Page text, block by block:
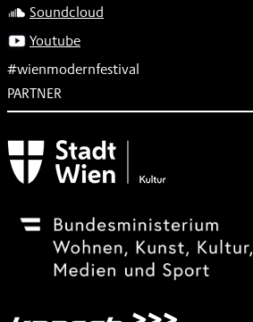
Soundcloud
Youtube
#wienmodernfestival
PARTNER
Subventionsgeber